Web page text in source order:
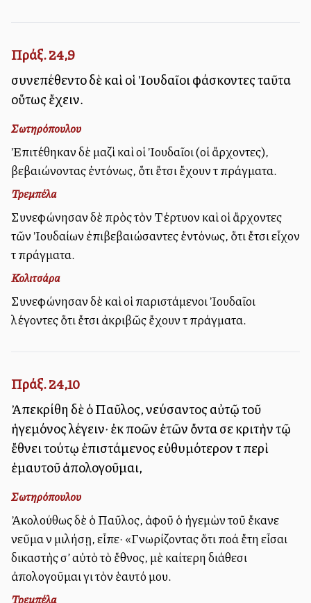
Πράξ. 24,9
συνεπέθεντο δὲ καὶ οἱ Ἰουδαῖοι φάσκοντες ταῦτα
οὕτως ἔχειν.
Σωτηρόπουλου
Ἐπιτέθηκαν δὲ μαζὶ καὶ οἱ Ἰουδαῖοι (οἱ ἄρχοντες),
βεβαιώνοντας ἐντόνως, ὅτι ἔτσι ἔχουν τὰ πράγματα.
Τρεμπέλα
Συνεφώνησαν δὲ πρὸς τὸν Τέρτυλλον καὶ οἱ ἄρχοντες
τῶν Ἰουδαίων ἐπιβεβαιώσαντες ἐντόνως, ὅτι ἔτσι εἶχον
τὰ πράγματα.
Κολιτσάρα
Συνεφώνησαν δὲ καὶ οἱ παριστάμενοι Ἰουδαῖοι
λέγοντες ὅτι ἔτσι ἀκριβῶς ἔχουν τὰ πράγματα.
Πράξ. 24,10
Ἀπεκρίθη δὲ ὁ Παῦλος, νεύσαντος αὐτῷ τοῦ
ἡγεμόνος λέγειν· ἐκ πολλῶν ἐτῶν ὄντα σε κριτὴν τῷ
ἔθνει τούτῳ ἐπιστάμενος εὐθυμότερον τὰ περὶ
ἐμαυτοῦ ἀπολογοῦμαι,
Σωτηρόπουλου
Ἀκολούθως δὲ ὁ Παῦλος, ἀφοῦ ὁ ἡγεμὼν τοῦ ἔκανε
νεῦμα νὰ μιλήσῃ, εἶπε· «Γνωρίζοντας ὅτι πολλά ἔτη εἶσαι
δικαστὴς σ’ αὐτὸ τὸ ἔθνος, μὲ καλλίτερη διάθεσι
ἀπολογοῦμαι γιὰ τὸν ἑαυτό μου.
Τρεμπέλα